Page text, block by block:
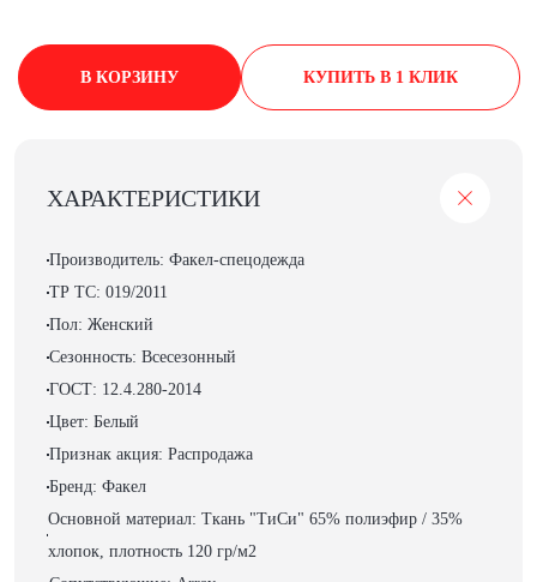
В КОРЗИНУ КУПИТЬ В 1 КЛИК
ХАРАКТЕРИСТИКИ
Производитель: Факел-спецодежда
ТР ТС: 019/2011
Пол: Женский
Сезонность: Всесезонный
ГОСТ: 12.4.280-2014
Цвет: Белый
Признак акция: Распродажа
Бренд: Факел
Основной материал: Ткань "ТиСи" 65% полиэфир / 35%
хлопок, плотность 120 гр/м2